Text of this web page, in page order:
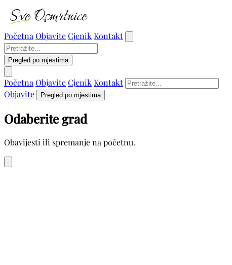
Početna ObjaviteCjenik Kontakt
Pregled po mjestima
Početna ObjaviteCjenik Kontakt
Objavite
Pregled po mjestima
Odaberite grad
Obavijesti ili spremanje na početnu.